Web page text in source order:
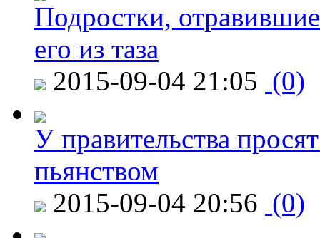
Подростки,
его из таза
2015-09-04 21:05 (0)
У правительства
пьянством
2015-09-04 20:56 (0)